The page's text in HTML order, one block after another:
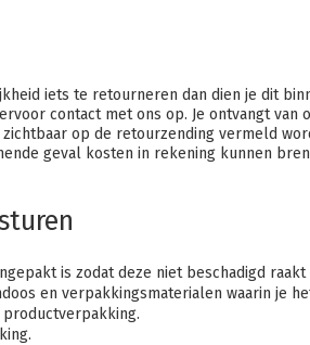
iets te retourneren dan dien je dit
contact met ons op. Je ontvangt
op de retourzending vermeld
geval kosten in rekening kunnen
is zodat deze niet beschadigd
en verpakkingsmaterialen waarin je